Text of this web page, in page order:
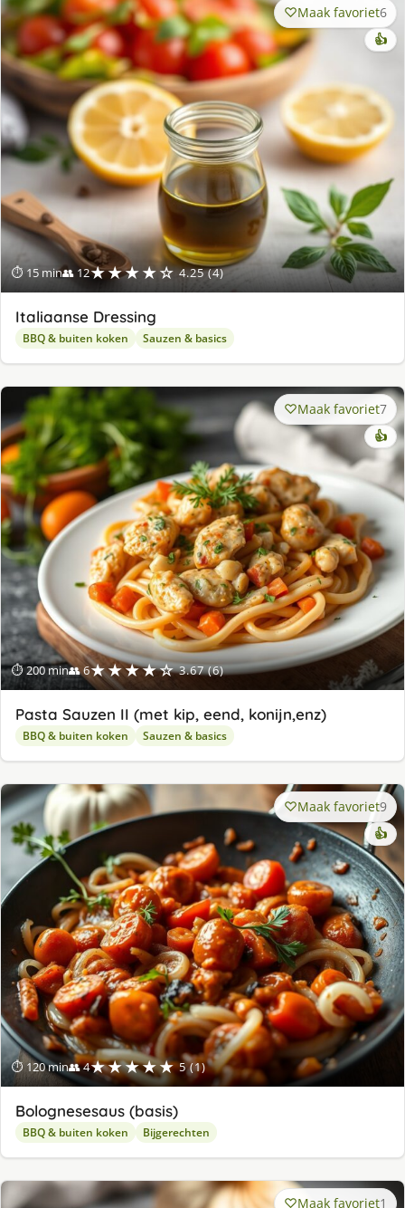
⏱ 15 min👥 12★★★★☆ 4.25 (4)
Maak favoriet6
👍
Italiaanse Dressing
BBQ & buiten koken Sauzen & basics
⏱ 200 min👥 6★★★★☆ 3.67 (6)
Maak favoriet7
👍
Pasta Sauzen II (met kip, eend, konijn,enz)
BBQ & buiten koken Sauzen & basics
⏱ 120 min👥 4★★★★★ 5 (1)
Maak favoriet9
👍
Bolognesesaus (basis)
BBQ & buiten koken Bijgerechten
Maak favoriet1